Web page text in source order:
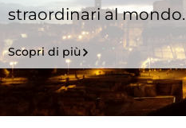
straordinari al mondo.
Scopri di più